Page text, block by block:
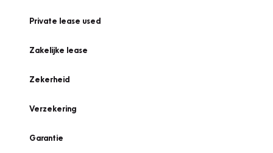
Private lease used
Zakelijke lease
Zekerheid
Verzekering
Garantie